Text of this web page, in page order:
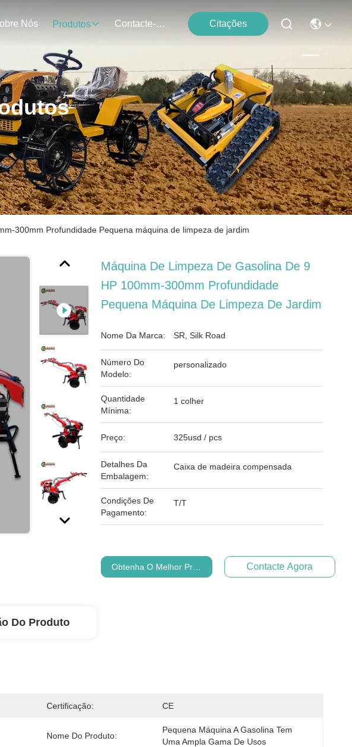
Nós Produtos Contacte-Nos Citações
300mm Profundidade Pequena máquina de limpeza de jardim
Máquina De Limpeza De Gasolina De 9
HP 100mm-300mm Profundidade
Pequena Máquina De Limpeza De Jardim
Nome Da Marca: SR, Silk Road
Número Do
Modelo:
personalizado
Quantidade
Mínima:
1 colher
Preço: 325usd / pcs
Detalhes Da
Embalagem:
Caixa de madeira compensada
Condições De
Pagamento:
T/T
Obtenha O Melhor Preço Contacte Agora
Do Produto
Certificação: CE
Nome Do Produto:
Pequena Máquina A Gasolina Tem
Uma Ampla Gama De Usos